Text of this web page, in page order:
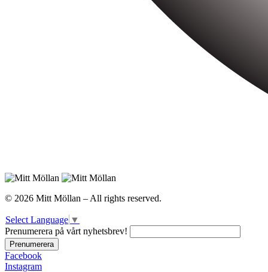
© 2026 Mitt Möllan – All rights reserved.
Select Language ▼
Prenumerera på vårt nyhetsbrev!
Facebook
Instagram